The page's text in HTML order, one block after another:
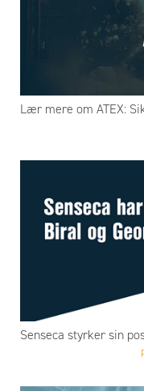
Lær mere om ATEX:
Senseca styrker sin